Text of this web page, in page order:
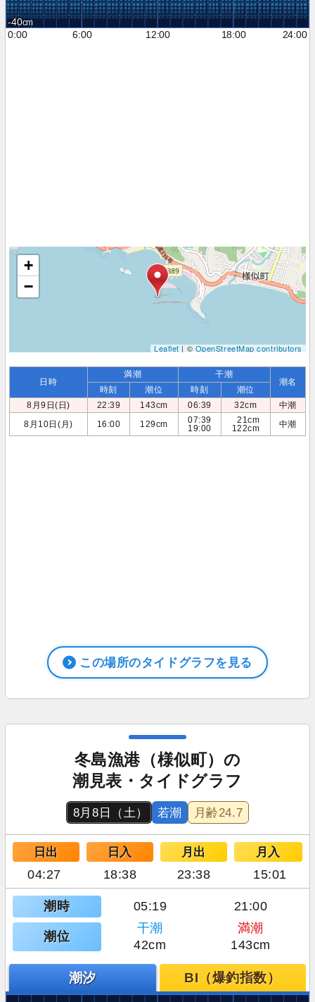
-40
0:00
6:00 12:00 18:00 24:00
+
−
Leaflet| ©OpenStreetMap contributors
日時
満潮 干潮
潮名
時刻 潮位 時刻
潮位
8月9日(日)
22:39 143cm 06:39 32cm
中潮
8月10日(月)
16:00 129cm
07:39
19:00
21cm
122cm
中潮
この場所のタイドグラフを見る
冬島漁港（様似町）の
潮見表・タイドグラフ
8月8日（土） 若潮 月齢24.7
日出 日入 月出 月入
04:27 18:38 23:38 15:01
潮時 05:19 21:00
潮位
干潮
満潮
42cm
143cm
潮汐 BI（爆釣指数）